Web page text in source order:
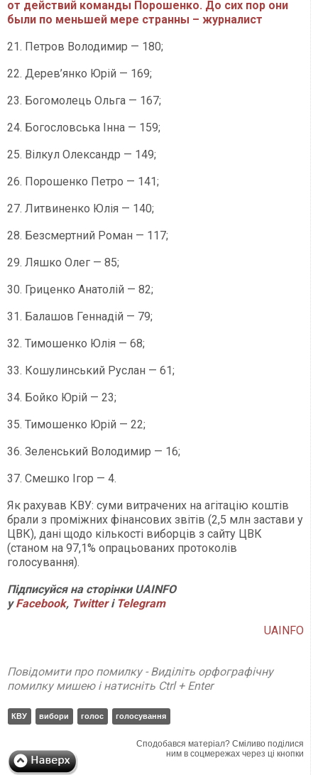
от действий команды Порошенко. До сих пор они
были по меньшей мере странны – журналист
21. Петров Володимир — 180;
22. Дерев’янко Юрій — 169;
23. Богомолець Ольга — 167;
24. Богословська Інна — 159;
25. Вілкул Олександр — 149;
26. Порошенко Петро — 141;
27. Литвиненко Юлія — 140;
28. Безсмертний Роман — 117;
29. Ляшко Олег — 85;
30. Гриценко Анатолій — 82;
31. Балашов Геннадій — 79;
32. Тимошенко Юлія — 68;
33. Кошулинський Руслан — 61;
34. Бойко Юрій — 23;
35. Тимошенко Юрій — 22;
36. Зеленський Володимир — 16;
37. Смешко Ігор — 4.
Як рахував КВУ: суми витрачених на агітацію коштів
брали з проміжних фінансових звітів (2,5 млн застави у
ЦВК), дані щодо кількості виборців з сайту ЦВК
(станом на 97,1% опрацьованих протоколів
голосування).
Підписуйся на сторінки UAINFO
уFacebook, Twitter і Telegram
UAINFO
Повідомити про помилку - Виділіть орфографічну
помилку мишею і натисніть Ctrl + Enter
КВУ вибори голос голосування
Сподобався матеріал? Сміливо поділися
ним в соцмережах через ці кнопки